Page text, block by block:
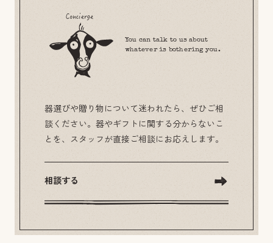
You can talk to us about
whatever is bothering you.
器選びや贈り物について迷われたら、ぜひご相
談ください。器やギフトに関する分からないこ
とを、スタッフが直接ご相談にお応えします。
相談する